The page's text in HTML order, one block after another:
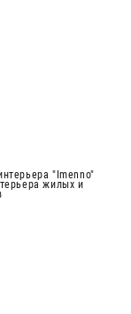
"Imenno"
жилых и